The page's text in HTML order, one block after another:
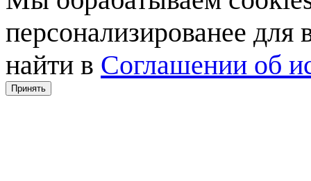
персонализированее
найти в Соглашении об
Принять